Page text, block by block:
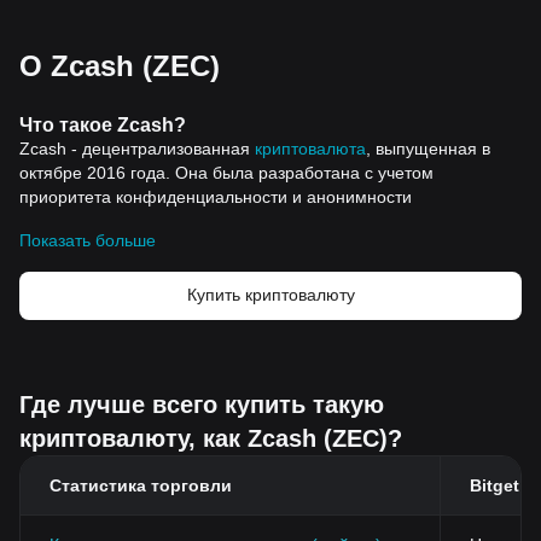
О Zcash (ZEC)
Что такое Zcash?
Zcash - децентрализованная криптовалюта , выпущенная в
октябре 2016 года. Она была разработана с учетом
приоритета конфиденциальности и анонимности
надежную архитектуру Bitcoin, но дополнила ее
расширенными функциями конфиденциальности. В
публичном реестре Bitcoin раскрываются все детали
транзакции, в то время как Zcash предлагает "защищенные
Dash, Zcash отличается использованием zk-SNARKs -
технологии, которая позволяет проверять транзакции без
Ресурсы
https://github.com/zcash/zips/blob/main/protocol/protocol.pdf
Показать больше
Купить криптовалюту
Где лучше всего купить такую
криптовалюту, как Zcash (ZEC)?
Статистика торговли Bitget